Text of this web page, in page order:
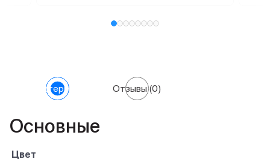
Характеристики Отзывы(0)
Основные
Цвет